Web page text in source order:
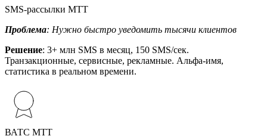
SMS-рассылки МТТ
Проблема: Нужно быстро уведомить тысячи клиентов
Решение: 3+ млн SMS в месяц, 150 SMS/сек.
Транзакционные, сервисные, рекламные. Альфа-имя,
статистика в реальном времени.
ВАТС МТТ